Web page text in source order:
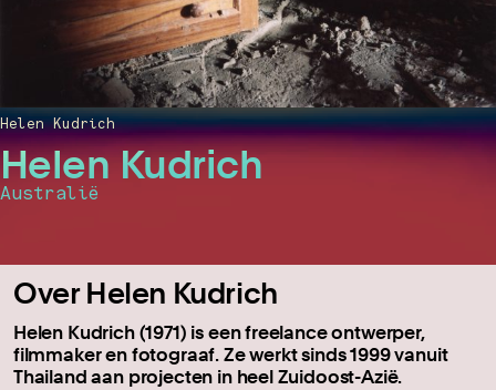
Helen Kudrich
Australië
Helen Kudrich
Over Helen Kudrich
Helen Kudrich (1971) is een freelance ontwerper,
filmmaker en fotograaf. Ze werkt sinds 1999 vanuit
Thailand aan projecten in heel Zuidoost-Azië.